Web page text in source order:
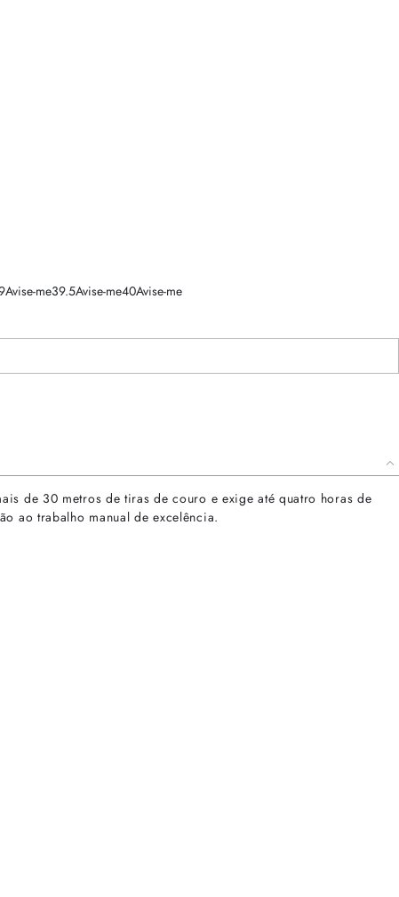
Avise-me39.5Avise-me40Avise-me
de 30 metros de tiras de couro e exige até quatro horas de
ao trabalho manual de excelência.